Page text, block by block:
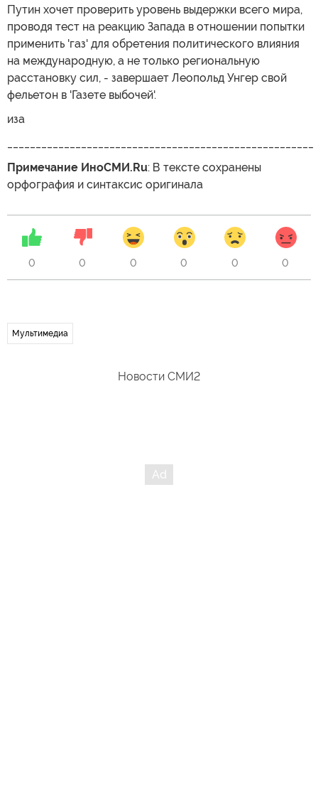
Путин хочет проверить уровень выдержки всего мира,
проводя тест на реакцию Запада в отношении попытки
применить 'газ' для обретения политического влияния
на международную, а не только региональную
расстановку сил, - завершает Леопольд Унгер свой
фельетон в 'Газете выбочей'.
иза
Примечание ИноСМИ.Ru: В тексте сохранены
орфография и синтаксис оригинала
0 0 0 0 0 0
Мультимедиа
Новости СМИ2